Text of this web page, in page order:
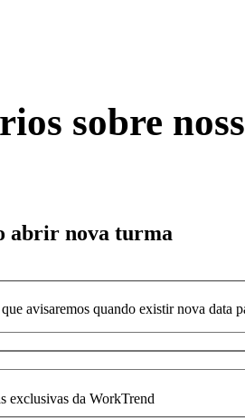
sobre
abrir nova turma
avisaremos quando existir nova data
exclusivas da WorkTrend